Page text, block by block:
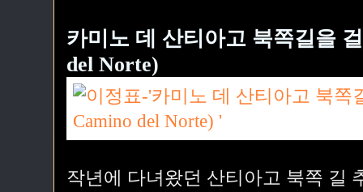
카미노 데 산티아고 북쪽길을
del Norte)
작년에 다녀왔던 산티아고 북쪽 길